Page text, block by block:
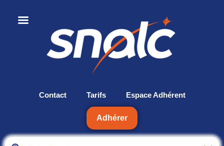
Contact Tarifs Espace Adhérent
Adhérer